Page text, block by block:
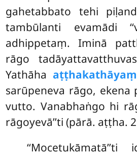
gahetabbato tehi
tambūlanti evamādi
adhippetaṃ. Iminā
rāgo
Yathāha aṭṭhakathāyaṃ
sarūpeneva rāgo, ekena
vutto. Vanabhaṅgo hi
rāgoyevā’’ti (pārā. aṭṭha.
‘‘Mocetukāmatā’’ti